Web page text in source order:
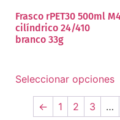
Frasco rPET30 500ml
cilíndrico 24/410
branco 33g
Seleccionar opciones
← 1 2 3 …